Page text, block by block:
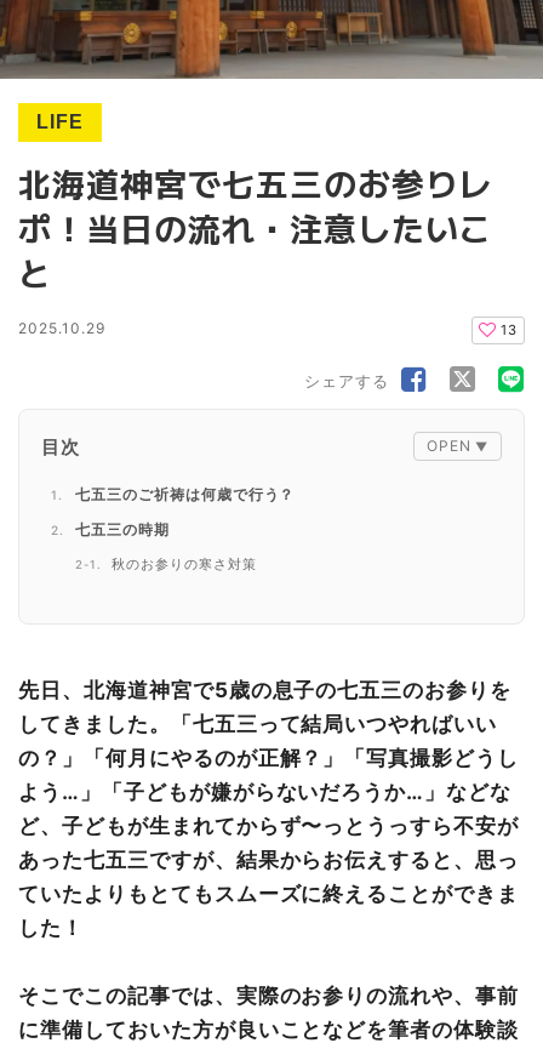
LIFE
北海道神宮で七五三のお参りレ
ポ！当日の流れ・注意したいこ
と
2025.10.29 13
シェアする
目次
七五三のご祈祷は何歳で行う？
七五三の時期
秋のお参りの寒さ対策
写真撮影
お店に戻って着替え・写真チェック
北海道神宮の駐車場
まとめ
先日、北海道神宮で5歳の息子の七五三のお参りを
してきました。「七五三って結局いつやればいい
の？」「何月にやるのが正解？」「写真撮影どうし
よう…」「子どもが嫌がらないだろうか…」などな
ど、子どもが生まれてからず〜っとうっすら不安が
あった七五三ですが、結果からお伝えすると、思っ
ていたよりもとてもスムーズに終えることができま
した！
そこでこの記事では、実際のお参りの流れや、事前
に準備しておいた方が良いことなどを筆者の体験談